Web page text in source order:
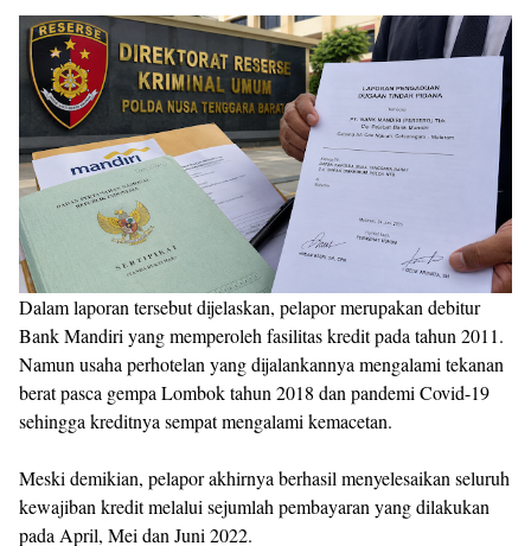
‎Dalam laporan tersebut dijelaskan, pelapor merupakan debitur
Bank Mandiri yang memperoleh fasilitas kredit pada tahun 2011.
Namun usaha perhotelan yang dijalankannya mengalami tekanan
berat pasca gempa Lombok tahun 2018 dan pandemi Covid-19
sehingga kreditnya sempat mengalami kemacetan.
‎Meski demikian, pelapor akhirnya berhasil menyelesaikan seluruh
kewajiban kredit melalui sejumlah pembayaran yang dilakukan
pada April, Mei dan Juni 2022.